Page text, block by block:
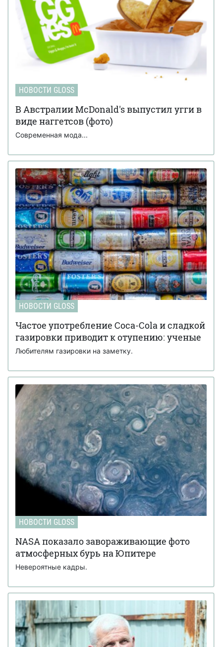
НОВОСТИ GLOSS
В Австралии McDonald's выпустил угги в
виде наггетсов (фото)
Современная мода...
НОВОСТИ GLOSS
Частое употребление Coca-Cola и сладкой
газировки приводит к отупению: ученые
Любителям газировки на заметку.
НОВОСТИ GLOSS
NASA показало завораживающие фото
атмосферных бурь на Юпитере
Невероятные кадры.